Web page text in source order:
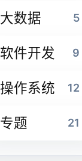
大数据 5
软件开发 9
操作系统 12
专题 21